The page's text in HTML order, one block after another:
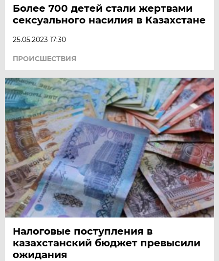
Более 700 детей стали жертвами
сексуального насилия в Казахстане
25.05.2023 17:30
ПРОИСШЕСТВИЯ
Налоговые поступления в
казахстанский бюджет превысили
ожидания